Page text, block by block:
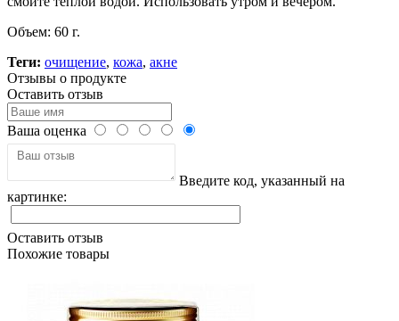
Объем: 60 г.
Теги: очищение, кожа, акне
Отзывы о продукте
Оставить отзыв
Ваша оценка
Введите код, указанный на
картинке:
Оставить отзыв
Похожие товары